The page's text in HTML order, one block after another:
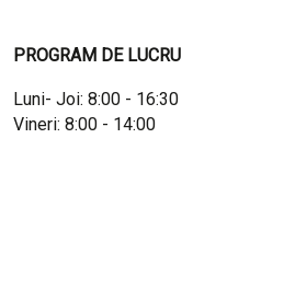
PROGRAM DE LUCRU
Luni- Joi: 8:00 - 16:30
Vineri: 8:00 - 14:00